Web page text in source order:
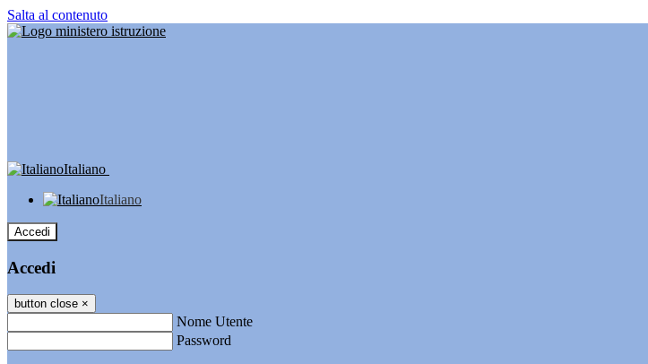
Salta al contenuto
Italiano
Italiano
Accedi
Accedi
button close ×
Nome Utente
Password